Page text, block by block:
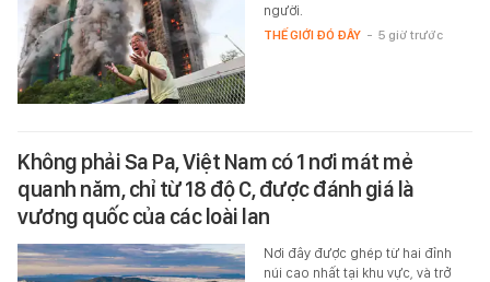
người.
THẾ GIỚI ĐÓ ĐÂY - 5 giờ trước
Không phải Sa Pa, Việt Nam có 1 nơi mát mẻ
quanh năm, chỉ từ 18 độ C, được đánh giá là
vương quốc của các loài lan
Nơi đây được ghép từ hai đỉnh
núi cao nhất tại khu vực, và trở